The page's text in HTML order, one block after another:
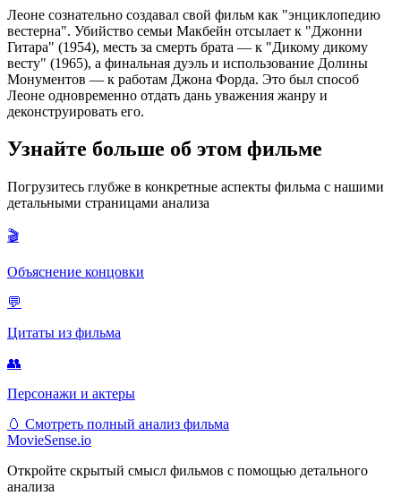
Леоне сознательно создавал свой фильм как "энциклопедию
вестерна". Убийство семьи Макбейн отсылает к "Джонни
Гитара" (1954), месть за смерть брата — к "Дикому дикому
весту" (1965), а финальная дуэль и использование Долины
Монументов — к работам Джона Форда. Это был способ
Леоне одновременно отдать дань уважения жанру и
деконструировать его.
Узнайте больше об этом фильме
Погрузитесь глубже в конкретные аспекты фильма с нашими
детальными страницами анализа
🎬
Объяснение концовки
💬
Цитаты из фильма
👥
Персонажи и актеры
🥚 Смотреть полный анализ фильма
MovieSense.io
Откройте скрытый смысл фильмов с помощью детального
анализа